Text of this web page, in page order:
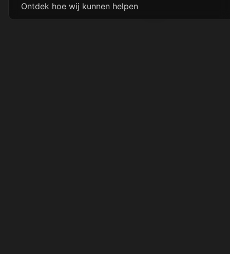
Ontdek hoe wij kunnen helpen